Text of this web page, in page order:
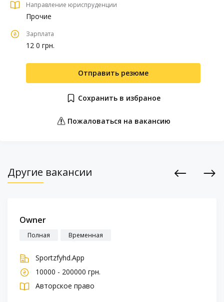
Направление юриспруденции
Прочие
Зарплата
12 0 грн.
Отправить резюме
Сохранить в избраное
Пожаловаться на вакансию
Другие вакансии
Owner
Полная Временная
Sportzfyhd.App
10000 - 200000 грн.
Авторское право